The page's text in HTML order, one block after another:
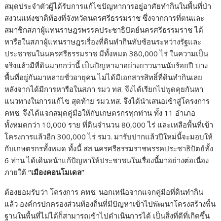
สมุดประจำตัวผู้ได้รับการแก้ไขปัญหาการอยู่อาศัยทำกินในพื้นที่ป่า
สงวนแห่งชาติท้องที่จังหวัดนครศรีธรรมราช ซึ่งจากการที่ตนและ
สมาชิกสภาผู้แทนราษฎรพรรคประชาธิปัตย์นครศรีธรรมราช ได้
หารือในสภาผู้แทนราษฎรเรื่องที่ดินทำกินทับซ้อนระหว่างรัฐและ
ประชาชนในนครศรีธรรมราช มีทั้งหมด 380,000 ไร่ ในความเป็น
จริงแล้วมีที่ดินมากกว่านี้ เป็นปัญหามาอย่างยาวนานนับร้อยปี บาง
พื้นที่อยู่กันมาหลายชั่วอายุคน ไม่ได้มีเอกสารสิทธิ์ที่ดินทำกินเลย
หลังจากได้มีการหารือในสภา รมว ทส. จึงได้เรียกไปพูดคุยกันหา
แนวทางในการแก้ไข สุดท้าย รมว.ทส. จึงได้นำเสนอเข้าสู่โครงการ
คทช. จึงได้แจกสมุดคู่มือให้กับเกษตรกรทุกท่าน ทั้ง 11 อำเภอ
ทั้งหมดกว่า 10,000 ราย ที่ดินจำนวน 80,000 ไร่ และเหลือพื้นที่เข้า
โครงการแล้วอีก 300,000 ไร่ รมว. มารับปากแล้วปีใหม่นี้จะมอบให้
กับเกษตรกรทั้งหมด ทั้งนี้ สส.นครศรีธรรมราชพรรคประชาธิปัตย์ทั้ง
6 ท่าน ได้เดินหน้าแก้ปัญหาให้ประชาชนในเรื่องนี้มาอย่างต่อเนื่อง
ภายใต้“เมืองคอนโมเดล”
ต้องยอมรับว่า โครงการ คทช. นอกเหนือจากแจกคู่มือที่ดินทำกิน
แล้ว องค์กรปกครองส่วนท้องถิ่นที่มีปัญหาเข้าไปพัฒนาโครงสร้างพื้น
ฐานในพื้นที่ไม่ได้ก็สามารถเข้าไปดำเนินการได้ เป็นสิ่งที่ดีที่เกิดขึ้น